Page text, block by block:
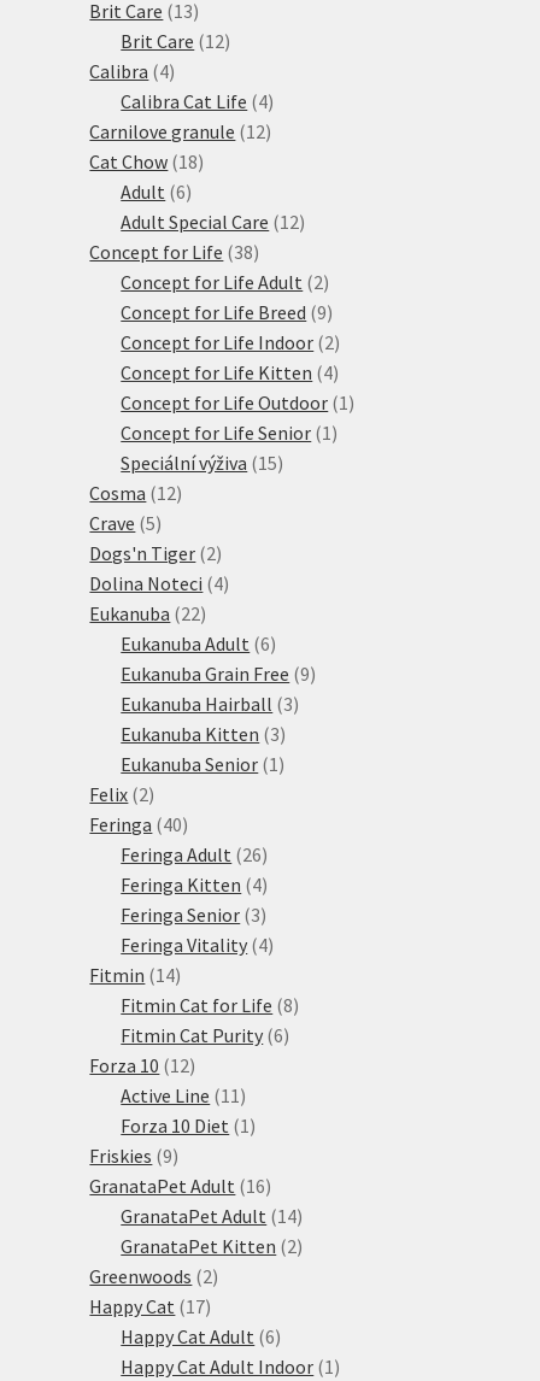
produktů
Brit Care 1313
produktů
Brit Care 1212
Calibra 44
produkty
Calibra Cat Life 44
produkty
Carnilove granule 1212
Cat Chow 1818
Adult 66
produktů
Adult Special Care 1212
Concept for Life 3838
produktů
Concept for Life Adult 22
produkty
Concept for Life Breed 99
produktů
Concept for Life Indoor 22
produkty
Concept for Life Kitten 44
produkty
Concept for Life Outdoor 1 1
Concept for Life Senior 1 1
Speciální výživa 1515
Cosma 1212
Crave 55
produktů
Dogs'n Tiger 22
produkty
Dolina Noteci 44
Eukanuba 2222
produktů
Eukanuba Adult 66
produktů
Eukanuba Grain Free 99
Eukanuba Hairball 33
Eukanuba Kitten 33
produkty
Eukanuba Senior 1 1
Felix 22
produkty
Feringa 4040
produktů
Feringa Adult 2626
produktů
Feringa Kitten 44
produkty
Feringa Senior 33
produkty
Feringa Vitality 44
Fitmin 1414
produktů
Fitmin Cat for Life 88
Fitmin Cat Purity 66
Forza 10 1212
produktů
Active Line 11 11
produktů
Forza 10 Diet 1 1
Friskies 99
produktů
GranataPet Adult 1616
produktů
GranataPet Adult 1414
produktů
GranataPet Kitten 22
Greenwoods 22
Happy Cat 1717
produktů
Happy Cat Adult 66
produktů
Happy Cat Adult Indoor 1 1